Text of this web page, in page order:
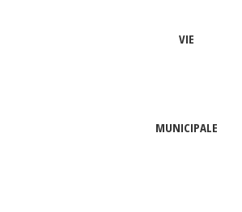
VIE
MUNICIPALE